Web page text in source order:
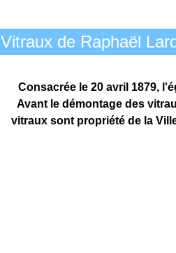
Vitraux de Raphaël
Consacrée le 20 avril 1879,
Avant le démontage des
vitraux sont propriété de la